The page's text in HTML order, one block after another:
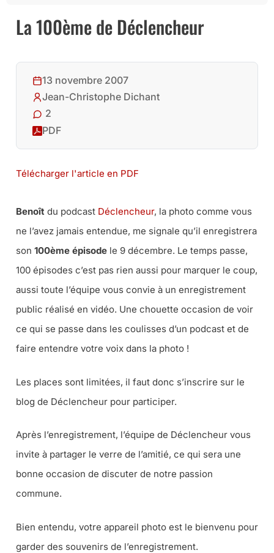
La 100ème de Déclencheur
13 novembre 2007
Jean-Christophe Dichant
2
PDF
Télécharger l'article en PDF
Benoît du podcast Déclencheur, la photo comme vous
ne l’avez jamais entendue, me signale qu’il enregistrera
son 100ème épisode le 9 décembre. Le temps passe,
100 épisodes c’est pas rien aussi pour marquer le coup,
aussi toute l’équipe vous convie à un enregistrement
public réalisé en vidéo. Une chouette occasion de voir
ce qui se passe dans les coulisses d’un podcast et de
faire entendre votre voix dans la photo !
Les places sont limitées, il faut donc s’inscrire sur le
blog de Déclencheur pour participer.
Après l’enregistrement, l’équipe de Déclencheur vous
invite à partager le verre de l’amitié, ce qui sera une
bonne occasion de discuter de notre passion
commune.
Bien entendu, votre appareil photo est le bienvenu pour
garder des souvenirs de l’enregistrement.